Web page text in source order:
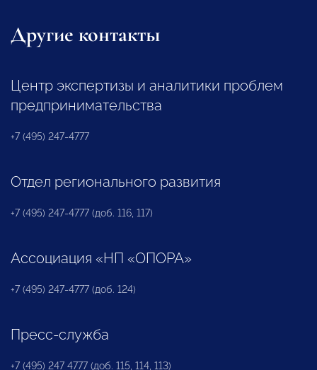
Другие контакты
Центр экспертизы и аналитики проблем
предпринимательства
+7 (495) 247-4777
Отдел регионального развития
+7 (495) 247-4777 (доб. 116, 117)
Ассоциация «НП «ОПОРА»
+7 (495) 247-4777 (доб. 124)
Пресс-служба
+7 (495) 247 4777 (доб. 115, 114, 113)